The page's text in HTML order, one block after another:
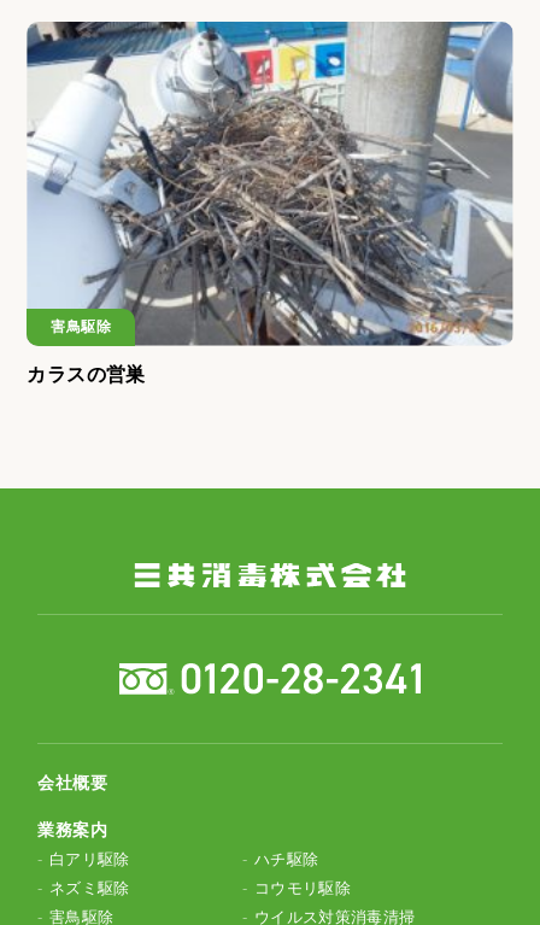
害鳥駆除
カラスの営巣
会社概要
業務案内
白アリ駆除
ハチ駆除
ネズミ駆除
コウモリ駆除
害鳥駆除
ウイルス対策消毒清掃